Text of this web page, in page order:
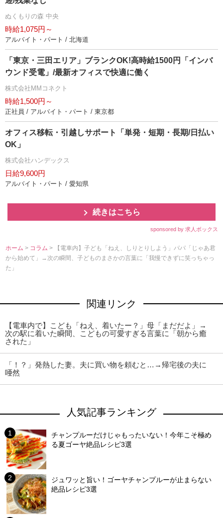
ぬくもりの森 中央
時給1,075円～
アルバイト・パート / 北海道
「東京・三田エリア」ブランクOK!高時給1500円「インバ
ウンド受電」/最新オフィスで快適に働く
株式会社MMコネクト
時給1,500円～
正社員 / アルバイト・パート / 東京都
オフィス移転・引越しサポート「単発・短期・長期/日払い
OK」
株式会社ハンデックス
日給9,600円
アルバイト・パート / 愛知県
続きはこちら
sponsored by 求人ボックス
ホーム > コラム> 【電車内】子ども「ねえ、しりとりしよう」パパ「じゃあ君
から始めて」→次の瞬間、子どものまさかの言葉に「我慢できずに笑っちゃっ
た」
関連リンク
【電車内で】こども「ねえ、着いたー？」母「まだだよ」→
次の駅に着いた瞬間、こどもの可愛すぎる言葉に「朝から癒
された」
「！？」発熱した妻。夫に買い物を頼むと…→帰宅後の夫に
唖然
人気記事ランキング
チャンプルーだけじゃもったいない！今年こそ極め
る夏ゴーヤ絶品レシピ3選
ジュワッと旨い！ゴーヤチャンプルーが止まらない
絶品レシピ3選